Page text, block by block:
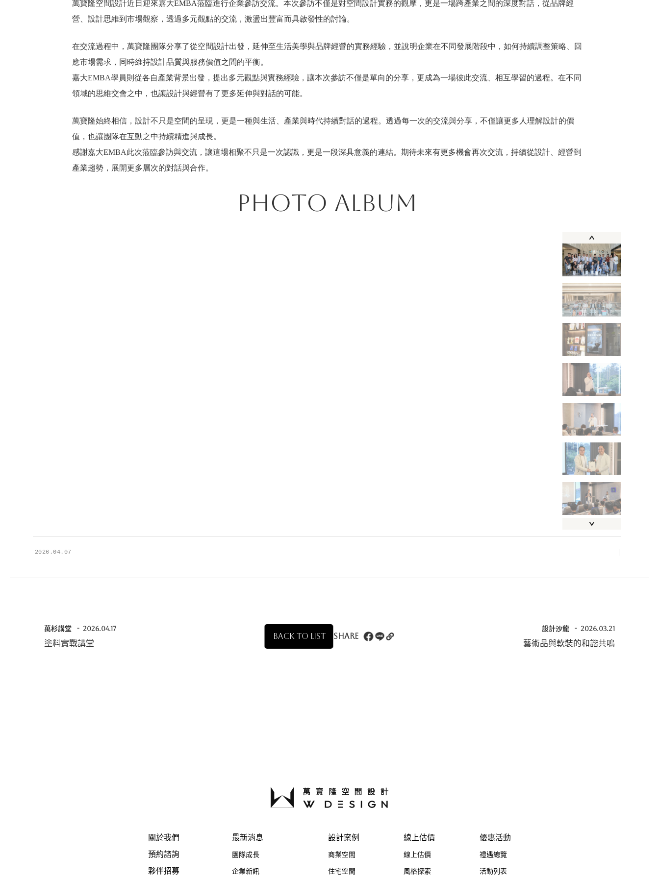
萬寶隆空間設計近日迎來嘉大EMBA蒞臨進行企業參訪交流。本次參訪不僅是對空間設計實務的觀摩，更是一場跨產業之間的深度對話，從品牌經
營、設計思維到市場觀察，透過多元觀點的交流，激盪出豐富而具啟發性的討論。
在交流過程中，萬寶隆團隊分享了從空間設計出發，延伸至生活美學與品牌經營的實務經驗，並說明企業在不同發展階段中，如何持續調整策略、回
應市場需求，同時維持設計品質與服務價值之間的平衡。
嘉大EMBA學員則從各自產業背景出發，提出多元觀點與實務經驗，讓本次參訪不僅是單向的分享，更成為一場彼此交流、相互學習的過程。在不同
領域的思維交會之中，也讓設計與經營有了更多延伸與對話的可能。
萬寶隆始終相信，設計不只是空間的呈現，更是一種與生活、產業與時代持續對話的過程。透過每一次的交流與分享，不僅讓更多人理解設計的價
值，也讓團隊在互動之中持續精進與成長。
感謝嘉大EMBA此次蒞臨參訪與交流，讓這場相聚不只是一次認識，更是一段深具意義的連結。期待未來有更多機會再次交流，持續從設計、經營到
產業趨勢，展開更多層次的對話與合作。
Photo Album
2026.04.07
萬杉講堂 2026.04.17
塗料實戰講堂
設計沙龍 2026.03.21
藝術品與軟裝的和諧共鳴
BACK TO LIST Share
關於我們
預約諮詢
夥伴招募
最新消息
團隊成長
企業新訊
設計案例
商業空間
住宅空間
線上估價
線上估價
風格探索
優惠活動
禮遇總覽
活動列表